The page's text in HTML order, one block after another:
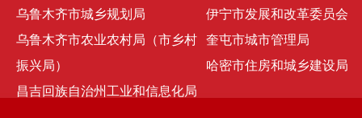
乌鲁木齐市城乡规划局
乌鲁木齐市农业农村局（市乡村
振兴局）
昌吉回族自治州工业和信息化局
伊宁市发展和改革委员会
奎屯市城市管理局
哈密市住房和城乡建设局